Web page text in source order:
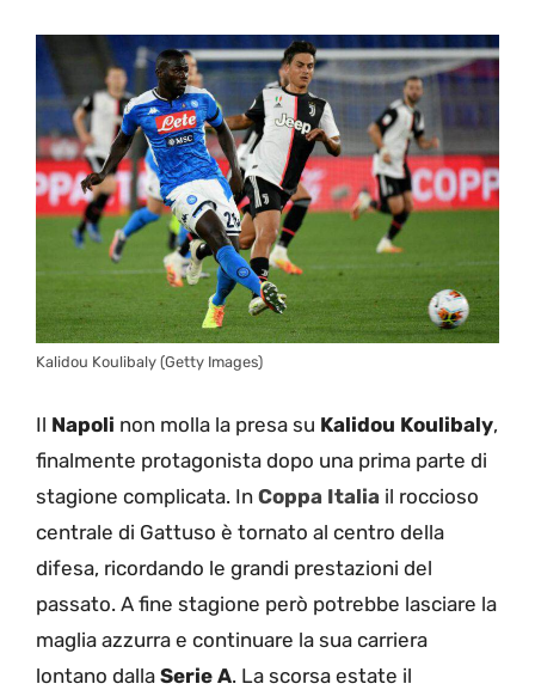
Kalidou Koulibaly (Getty Images)
Il Napoli non molla la presa su Kalidou Koulibaly,
finalmente protagonista dopo una prima parte di
stagione complicata. In Coppa Italia il roccioso
centrale di Gattuso è tornato al centro della
difesa, ricordando le grandi prestazioni del
passato. A fine stagione però potrebbe lasciare la
maglia azzurra e continuare la sua carriera
lontano dalla Serie A. La scorsa estate il